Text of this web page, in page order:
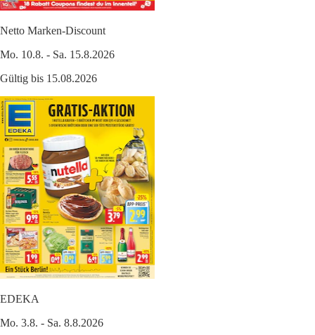
Netto Marken-Discount
Mo. 10.8. - Sa. 15.8.2026
Gültig bis 15.08.2026
EDEKA
Mo. 3.8. - Sa. 8.8.2026